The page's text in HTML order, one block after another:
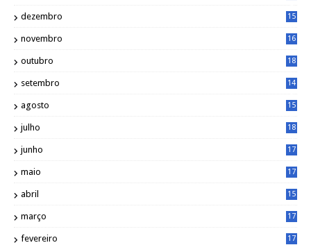
dezembro
15
novembro
16
outubro
18
setembro
14
agosto
15
julho
18
junho
17
maio
17
abril
15
março
17
fevereiro
17